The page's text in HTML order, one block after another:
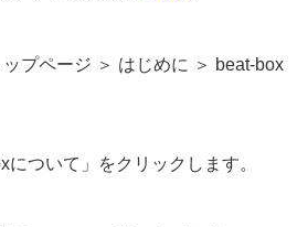
プページ ＞ はじめに ＞ beat-box
について」をクリックします。